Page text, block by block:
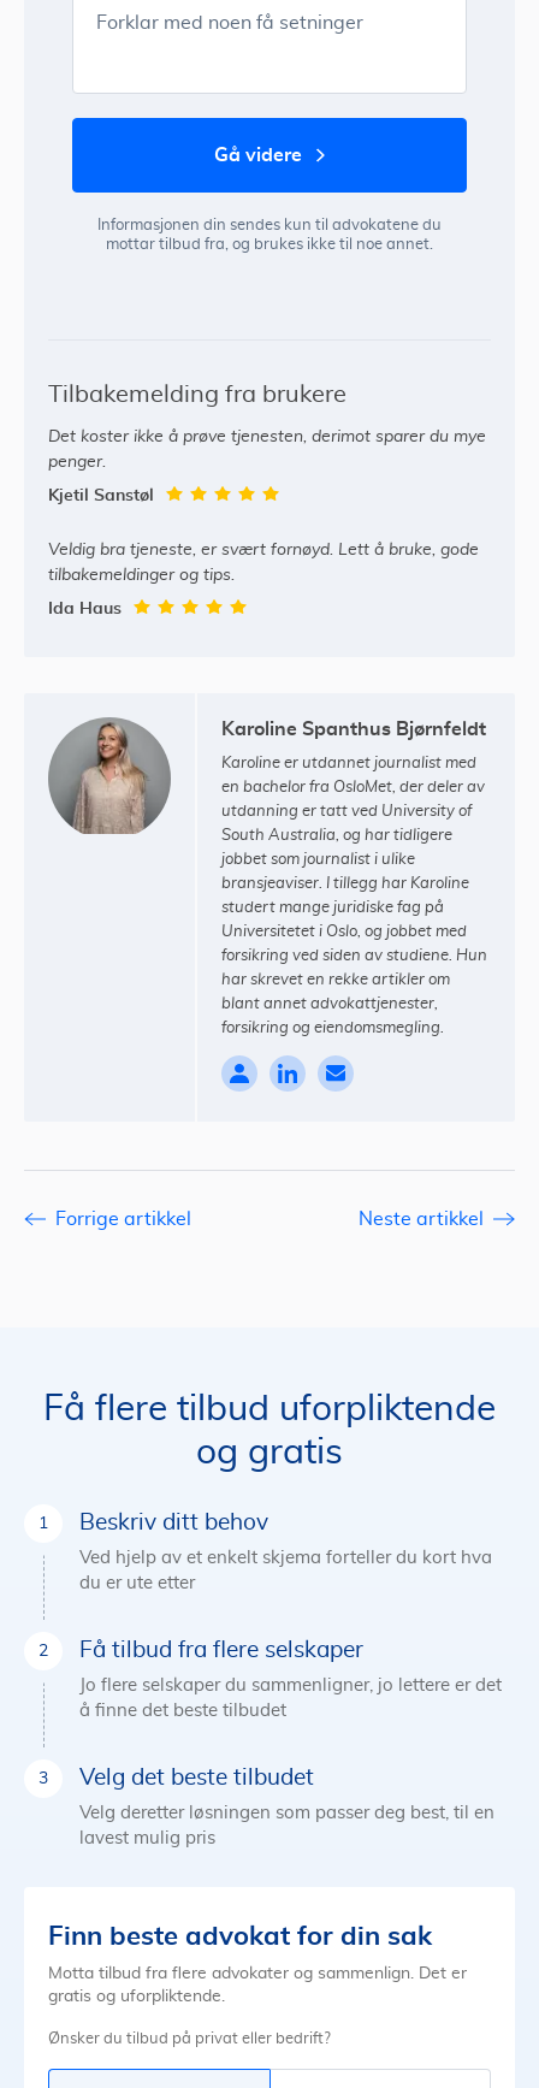
Forklar med noen få setninger
gå videre
Informasjonen din sendes kun til advokatene du
mottar tilbud fra, og brukes ikke til noe annet.
Tilbakemelding fra brukere
Det koster ikke å prøve tjenesten, derimot sparer du mye
penger.
Kjetil Sanstøl
Veldig bra tjeneste, er svært fornøyd. Lett å bruke, gode
tilbakemeldinger og tips.
Ida Haus
Karoline Spanthus Bjørnfeldt
Karoline er utdannet journalist med
en bachelor fra OsloMet, der deler av
utdanning er tatt ved University of
South Australia, og har tidligere
jobbet som journalist i ulike
bransjeaviser. I tillegg har Karoline
studert mange juridiske fag på
Universitetet i Oslo, og jobbet med
forsikring ved siden av studiene. Hun
har skrevet en rekke artikler om
blant annet advokattjenester,
forsikring og eiendomsmegling.
Forrige artikkel Neste artikkel
Få flere tilbud uforpliktende
og gratis
Beskriv ditt behov
Ved hjelp av et enkelt skjema forteller du kort hva
du er ute etter
Få tilbud fra flere selskaper
Jo flere selskaper du sammenligner, jo lettere er det
å finne det beste tilbudet
Velg det beste tilbudet
Velg deretter løsningen som passer deg best, til en
lavest mulig pris
Finn beste advokat for din sak
Motta tilbud fra flere advokater og sammenlign. Det er
gratis og uforpliktende.
Ønsker du tilbud på privat eller bedrift?